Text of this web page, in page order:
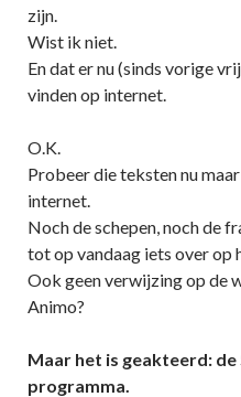
zijn.
Wist ik niet.
En dat er nu (sinds vorige
vinden op internet.
O.K.
Probeer die teksten nu
internet.
Noch de schepen, noch de
tot op vandaag iets over op
Ook geen verwijzing op de
Animo?
Maar het is geakteerd:
programma.